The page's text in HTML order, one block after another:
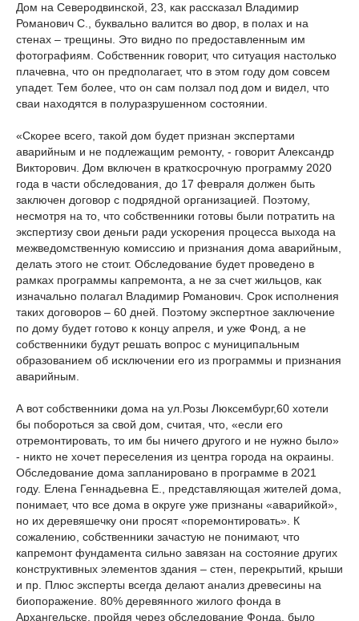
Дом на Северодвинской, 23, как рассказал Владимир
Романович С., буквально валится во двор, в полах и на
стенах – трещины. Это видно по предоставленным им
фотографиям. Собственник говорит, что ситуация настолько
плачевна, что он предполагает, что в этом году дом совсем
упадет. Тем более, что он сам ползал под дом и видел, что
сваи находятся в полуразрушенном состоянии.
«Скорее всего, такой дом будет признан экспертами
аварийным и не подлежащим ремонту, - говорит Александр
Викторович. Дом включен в краткосрочную программу 2020
года в части обследования, до 17 февраля должен быть
заключен договор с подрядной организацией. Поэтому,
несмотря на то, что собственники готовы были потратить на
экспертизу свои деньги ради ускорения процесса выхода на
межведомственную комиссию и признания дома аварийным,
делать этого не стоит. Обследование будет проведено в
рамках программы капремонта, а не за счет жильцов, как
изначально полагал Владимир Романович. Срок исполнения
таких договоров – 60 дней. Поэтому экспертное заключение
по дому будет готово к концу апреля, и уже Фонд, а не
собственники будут решать вопрос с муниципальным
образованием об исключении его из программы и признания
аварийным.
А вот собственники дома на ул.Розы Люксембург,60 хотели
бы побороться за свой дом, считая, что, «если его
отремонтировать, то им бы ничего другого и не нужно было»
- никто не хочет переселения из центра города на окраины.
Обследование дома запланировано в программе в 2021
году. Елена Геннадьевна Е., представляющая жителей дома,
понимает, что все дома в округе уже признаны «аварийкой»,
но их деревяшечку они просят «поремонтировать». К
сожалению, собственники зачастую не понимают, что
капремонт фундамента сильно завязан на состояние других
конструктивных элементов здания – стен, перекрытий, крыши
и пр. Плюс эксперты всегда делают анализ древесины на
биопоражение. 80% деревянного жилого фонда в
Архангельске, пройдя через обследование Фонда, было